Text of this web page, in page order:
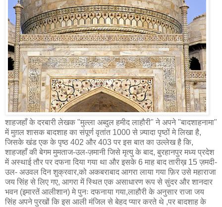
शाहजहाँ के दरबारी लेखक "मुल्ला अब्दुल हमीद लाहौरी" ने अपने "बादशाहनामा"
में मुग़ल शासक बादशाह का संपूर्ण वृतांत 1000 से ज़्यादा पृष्ठों मे लिखा है,
जिसके खंड एक के पृष्ठ 402 और 403 पर इस बात का उल्लेख है कि,
शाहजहाँ की बेगम मुमताज-उल-ज़मानी जिसे मृत्यु के बाद, बुरहानपुर मध्य प्रदेश
में अस्थाई तौर पर दफना दिया गया था और इसके 6 माह बाद तारीख़ 15 ज़मदी-
उल- अउवल दिन शुक्रवार,को अकबराबाद आगरा लाया गया फ़िर उसे महाराजा
जय सिंह से लिए गए, आगरा में स्थित एक असाधारण रूप से सुंदर और शानदार
भवन (इमारतें आलीशान) मे पुनः दफनाया गया,लाहौरी के अनुसार राजा जय
सिंह अपने पुरखों कि इस आली मंजिल से बेहद प्यार करते थे ,पर बादशाह के